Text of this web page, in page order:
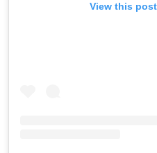
View this